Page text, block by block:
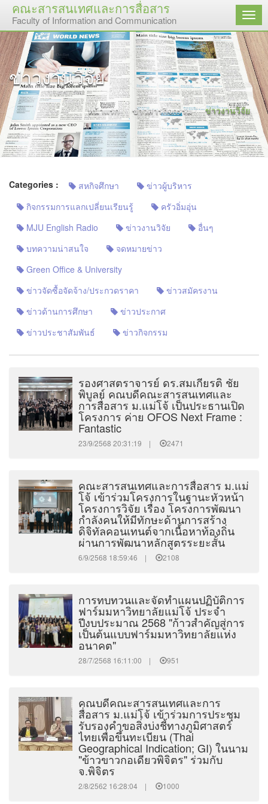
คณะสารสนเทศและการสื่อสาร
Faculty of Information and Communication เมนู
ข่าวงานวิจัย
หน้าแรก ข่าวสารกิจกรรม ข่าวงานวิจัย
Categories : สหกิจศึกษา
ข่าวผู้บริหาร
กิจกรรมการแลกเปลี่ยนเรียนรู้
ครัวอิ่มอุ่น
MJU English Radio
ข่าวงานวิจัย
อื่นๆ
บทความน่าสนใจ
จดหมายข่าว
Green Office & University
ข่าวจัดซื้อจัดจ้าง/ประกวดราคา
ข่าวสมัครงาน
ข่าวด้านการศึกษา
ข่าวประกาศ
ข่าวประชาสัมพันธ์
ข่าวกิจกรรม
รองศาสตราจารย์ ดร.สมเกียรติ ชัย
พิบูลย์ คณบดีคณะสารสนเทศและ
การสื่อสาร ม.แม่โจ้ เป็นประธานเปิด
โครงการ ค่าย OFOS Next Frame :
Fantastic
23/9/2568 20:31:19 | 2471
คณะสารสนเทศและการสื่อสาร ม.แม่
โจ้ เข้าร่วมโครงการในฐานะหัวหน้า
โครงการวิจัย เรื่อง โครงการพัฒนา
กำลังคนให้มีทักษะด้านการสร้าง
ดิจิทัลคอนเทนต์จากเนื้อหาท้องถิ่น
ผ่านการพัฒนาหลักสูตรระยะสั้น
6/9/2568 18:59:46 | 2108
การทบทวนและจัดทำแผนปฏิบัติการ
ฟาร์มมหาวิทยาลัยแม่โจ้ ประจำ
ปีงบประมาณ 2568 "ก้าวสำคัญสู่การ
เป็นต้นแบบฟาร์มมหาวิทยาลัยแห่ง
อนาคต"
28/7/2568 16:11:00 | 951
คณบดีคณะสารสนเทศและการ
สื่อสาร ม.แม่โจ้ เข้าร่วมการประชุม
รับรองคำขอสิ่งบ่งชี้ทางภูมิศาสตร์
ไทยเพื่อขึ้นทะเบียน (Thai
Geographical Indication; GI) ในนาม
"ข้าวขาวกอเดียวพิจิตร" ร่วมกับ
จ.พิจิตร
2/8/2562 16:28:04 | 1000